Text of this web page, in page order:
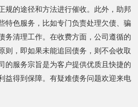
规的途径和方法进行催收。此外，助邦
特色服务，比如专门负责处理欠债、骗
务清理工作。在收费方面，公司遵循的
则，即如果未能追回债务，则不会收取
的服务宗旨是为客户提供优质且快捷的
益得到保障。有疑难债务问题欢迎来电